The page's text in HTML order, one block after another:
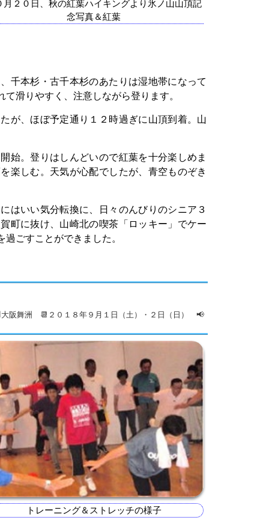
月２０日、秋の紅葉ハイキングより氷ノ山山頂記
念写真＆紅葉
本杉・古千本杉のあたりは湿地帯になって
滑りやすく、注意しながら登ります。
、ほぼ予定通り１２時過ぎに山頂到着。山
。登りはしんどいので紅葉を十分楽しめま
楽しむ。天気が心配でしたが、青空ものぞき
いい気分転換に、日々のんびりのシニア３
町に抜け、山崎北の喫茶「ロッキー」でケー
ごすことができました。
阪舞洲 📆２０１８年９月１日（土）・２日（日） 📢
トレーニング＆ストレッチの様子